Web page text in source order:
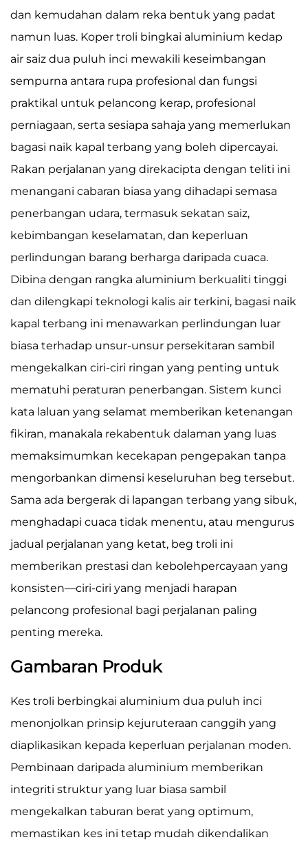
dan kemudahan dalam reka bentuk yang padat
namun luas. Koper troli bingkai aluminium kedap
air saiz dua puluh inci mewakili keseimbangan
sempurna antara rupa profesional dan fungsi
praktikal untuk pelancong kerap, profesional
perniagaan, serta sesiapa sahaja yang memerlukan
bagasi naik kapal terbang yang boleh dipercayai.
Rakan perjalanan yang direkacipta dengan teliti ini
menangani cabaran biasa yang dihadapi semasa
penerbangan udara, termasuk sekatan saiz,
kebimbangan keselamatan, dan keperluan
perlindungan barang berharga daripada cuaca.
Dibina dengan rangka aluminium berkualiti tinggi
dan dilengkapi teknologi kalis air terkini, bagasi naik
kapal terbang ini menawarkan perlindungan luar
biasa terhadap unsur-unsur persekitaran sambil
mengekalkan ciri-ciri ringan yang penting untuk
mematuhi peraturan penerbangan. Sistem kunci
kata laluan yang selamat memberikan ketenangan
fikiran, manakala rekabentuk dalaman yang luas
memaksimumkan kecekapan pengepakan tanpa
mengorbankan dimensi keseluruhan beg tersebut.
Sama ada bergerak di lapangan terbang yang sibuk,
menghadapi cuaca tidak menentu, atau mengurus
jadual perjalanan yang ketat, beg troli ini
memberikan prestasi dan kebolehpercayaan yang
konsisten—ciri-ciri yang menjadi harapan
pelancong profesional bagi perjalanan paling
penting mereka.
Gambaran Produk
Kes troli berbingkai aluminium dua puluh inci
menonjolkan prinsip kejuruteraan canggih yang
diaplikasikan kepada keperluan perjalanan moden.
Pembinaan daripada aluminium memberikan
integriti struktur yang luar biasa sambil
mengekalkan taburan berat yang optimum,
memastikan kes ini tetap mudah dikendalikan